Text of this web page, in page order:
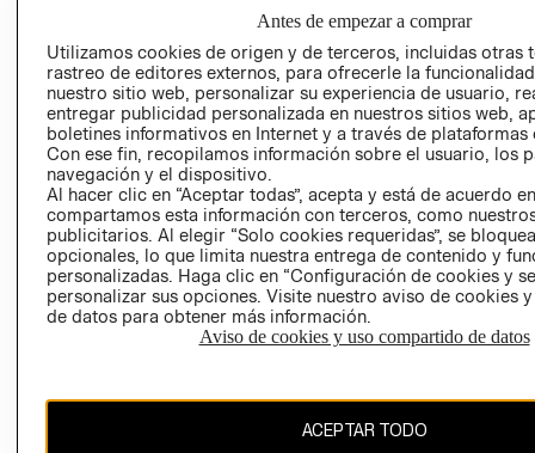
PROGRAMA DE
Y ÉTICA (INGLÉS)
COMERCIO - SIC
PETICIONES
QUEJAS Y
RECLAMOS
Colombia ($)
CAMBIAR REGIÓN
El contenido de esta página web está protegido por copyright y es
Antes de empezar a comprar
Utilizamos cookies de origen y de terceros, incluidas otras
rastreo de editores externos, para ofrecerle la
nuestro sitio web, personalizar su experiencia de usuario,
entregar publicidad personalizada en nuestros sitios web,
boletines informativos en Internet y a través de plataformas
Con ese fin, recopilamos información sobre el usuario, los
navegación y el dispositivo.
Al hacer clic en “Aceptar todas”, acepta y está de acuerdo
compartamos esta información con terceros, como
publicitarios. Al elegir “Solo cookies requeridas”, se
opcionales, lo que limita nuestra entrega de contenido y
personalizadas. Haga clic en “Configuración de cookies y
personalizar sus opciones. Visite nuestro aviso de cookies
de datos para obtener más información.
Aviso de cookies y uso compartido de datos
ACEPTAR TODO